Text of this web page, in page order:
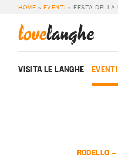
HOME » EVENTI » FESTA DELLA
lovelanghe
VISITA LE LANGHE EVENTI
RODELLO